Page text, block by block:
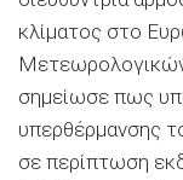
κλίματος στο
σημείωσε πως
υπερθέρμανσης
σε περίπτωση